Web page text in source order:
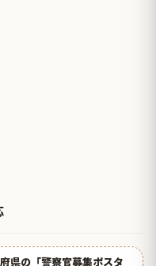
県の「警察官募集ポスタ